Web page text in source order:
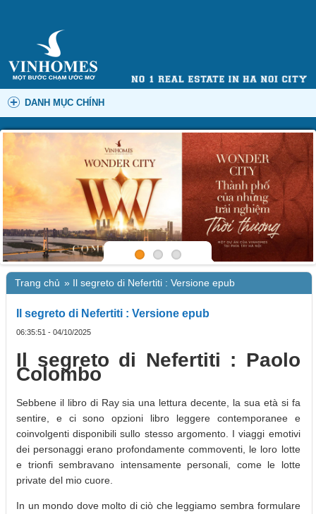
DANH MỤC CHÍNH
Trang chủ » Il segreto di Nefertiti : Versione epub
Il segreto di Nefertiti : Versione epub
06:35:51 - 04/10/2025
Il segreto di Nefertiti : Paolo
Colombo
Sebbene il libro di Ray sia una lettura decente, la sua età si fa
sentire, e ci sono opzioni libro leggere contemporanee e
coinvolgenti disponibili sullo stesso argomento. I viaggi emotivi
dei personaggi erano profondamente commoventi, le loro lotte
e trionfi sembravano intensamente personali, come le lotte
private del mio cuore.
In un mondo dove molto di ciò che leggiamo sembra formulare